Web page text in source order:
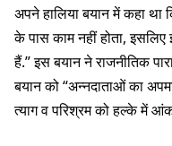
अपने हालिया बयान में कहा
के पास काम नहीं होता, इसलिए
हैं.” इस बयान ने राजनीतिक
बयान को “अन्नदाताओं का
त्याग व परिश्रम को हल्के में